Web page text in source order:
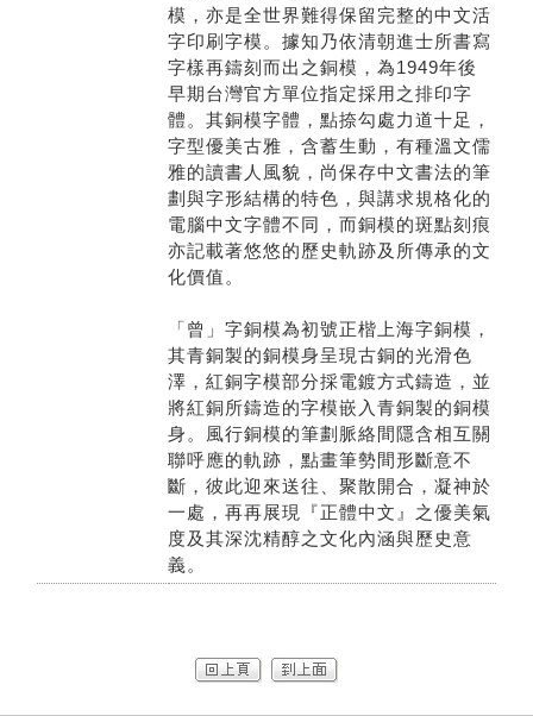
模，亦是全世界難得保留完整的中文活
字印刷字模。據知乃依清朝進士所書寫
字樣再鑄刻而出之銅模，為1949年後
早期台灣官方單位指定採用之排印字
體。其銅模字體，點捺勾處力道十足，
字型優美古雅，含蓄生動，有種溫文儒
雅的讀書人風貌，尚保存中文書法的筆
劃與字形結構的特色，與講求規格化的
電腦中文字體不同，而銅模的斑點刻痕
亦記載著悠悠的歷史軌跡及所傳承的文
化價值。
「曾」字銅模為初號正楷上海字銅模，
其青銅製的銅模身呈現古銅的光滑色
澤，紅銅字模部分採電鍍方式鑄造，並
將紅銅所鑄造的字模嵌入青銅製的銅模
身。風行銅模的筆劃脈絡間隱含相互關
聯呼應的軌跡，點畫筆勢間形斷意不
斷，彼此迎來送往、聚散開合，凝神於
一處，再再展現『正體中文』之優美氣
度及其深沈精醇之文化內涵與歷史意
義。